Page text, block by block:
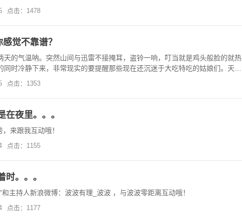
点击：1478
觉不靠谱？
天的气温呐。突然山间与迅雷不接掩耳，盗铃一响，叮当就是鸡头般脸的就热
时冷静下来，非常现实的要提醒那些现在还沉迷于大吃特吃的姑娘们。天儿
去逛逛街。试试那些美丽的
点击：1353
在夜里。。。
来跟我互动哦！
点击：1155
时。。。
主持人新浪微博：波波有理_波波 ，与波波零距离互动哦！
点击：1177